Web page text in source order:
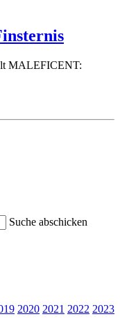
MALEFICENT:
Suche abschicken
2020 2021 2022 2023